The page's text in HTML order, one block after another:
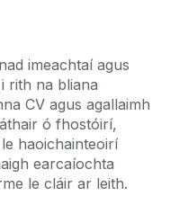
imeachtaí agus
rith na bliana
CV agus agallaimh
ó fhostóirí,
haoichainteoirí
earcaíochta
le cláir ar leith.